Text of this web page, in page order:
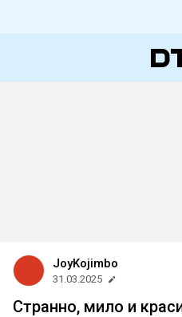
JoyKojimbo
31.03.2025
Странно, мило и